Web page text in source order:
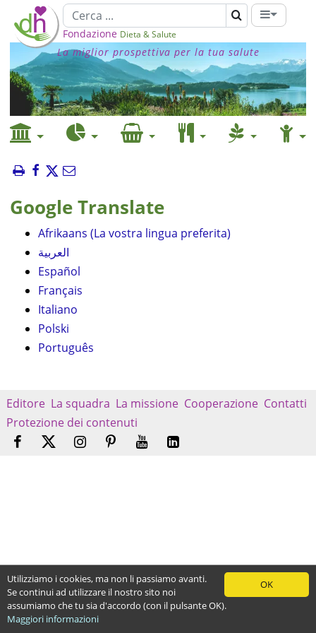
Fondazione Dieta & Salute
La miglior prospettiva per la tua salute
Google Translate
Afrikaans (La vostra lingua preferita)
العربية
Español
Français
Italiano
Polski
Português
Editore La squadra La missione Cooperazione Contatti
Protezione dei contenuti
OK
Utilizziamo i cookies, ma non li passiamo avanti.
Se continui ad utilizzare il nostro sito noi
assumiamo che tu sia d'accordo (con il pulsante OK).
Maggiori informazioni